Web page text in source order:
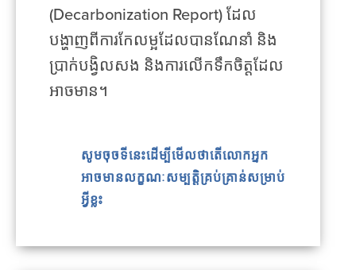
(Decarbonization Report) ដែល
បង្ហាញពីការកែលម្អដែលបានណែនាំ និង
ប្រាក់បង្វិលសង និងការលើកទឹកចិត្តដែល
អាចមាន។
សូមចុចទីនេះដើម្បីមើលថាតើលោកអ្នក
អាចមានលក្ខណៈសម្បត្តិគ្រប់គ្រាន់សម្រាប់
អ្វីខ្លះ